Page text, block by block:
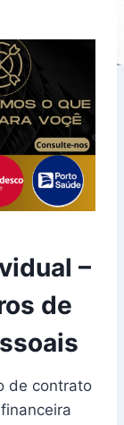
–
de
de contrato